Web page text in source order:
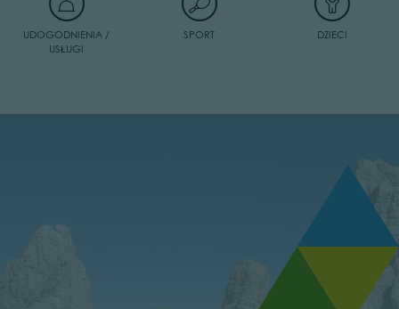
UDOGODNIENIA /
USŁUGI
SPORT DZIECI